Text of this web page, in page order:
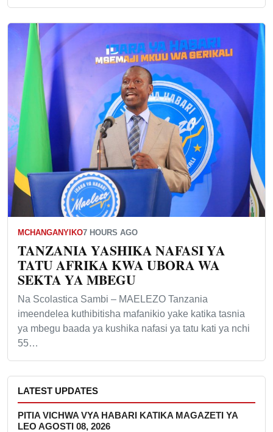
MCHANGANYIKO7 HOURS AGO
TANZANIA YASHIKA NAFASI YA
TATU AFRIKA KWA UBORA WA
SEKTA YA MBEGU
Na Scolastica Sambi – MAELEZO Tanzania
imeendelea kuthibitisha mafanikio yake katika tasnia
ya mbegu baada ya kushika nafasi ya tatu kati ya nchi
55…
LATEST UPDATES
PITIA VICHWA VYA HABARI KATIKA MAGAZETI YA
LEO AGOSTI 08, 2026